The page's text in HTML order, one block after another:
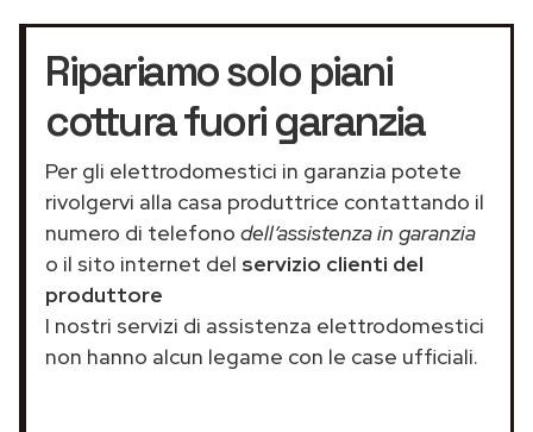
Ripariamo solo piani
cottura fuori garanzia
Per gli elettrodomestici in garanzia potete
rivolgervi alla casa produttrice contattando il
numero di telefono dell’assistenza in garanzia
o il sito internet del servizio clienti del
produttore
I nostri servizi di assistenza elettrodomestici
non hanno alcun legame con le case ufficiali.